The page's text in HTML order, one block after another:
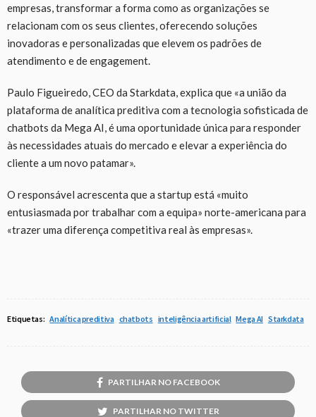
empresas, transformar a forma como as organizações se
relacionam com os seus clientes, oferecendo soluções
inovadoras e personalizadas que elevem os padrões de
atendimento e de engagement.
Paulo Figueiredo, CEO da Starkdata, explica que «a união da
plataforma de analítica preditiva com a tecnologia sofisticada de
chatbots da Mega AI, é uma oportunidade única para responder
às necessidades atuais do mercado e elevar a experiência do
cliente a um novo patamar».
O responsável acrescenta que a startup está «muito
entusiasmada por trabalhar com a equipa» norte-americana para
«trazer uma diferença competitiva real às empresas».
Etiquetas: Analítica preditiva chatbots inteligência artificial Mega AI Starkdata
PARTILHAR NO FACEBOOK
PARTILHAR NO TWITTER